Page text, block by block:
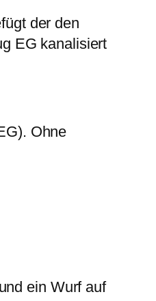
der den
EG kanalisiert
Ohne
ein Wurf auf